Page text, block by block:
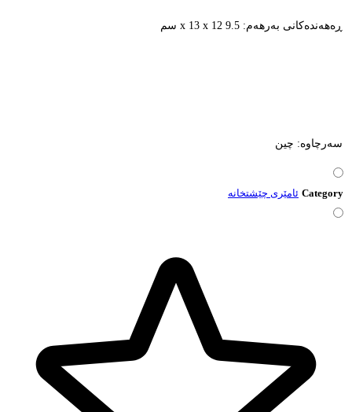
ڕەهەندەکانی بەرهەم: 9.5 x 13 x 12 سم
سەرچاوە: چین
Category ئامێری چێشتخانە